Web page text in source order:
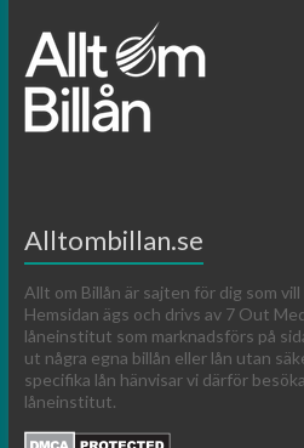
Alltombillan.se
Allt om Billån är sajten för dig som
Hemsidan ägs och drivs av 7 Out
låneinstitut som marknadsförs på
ut några egna billån eller lån utan
specifika lån hänvisar vi därför
låneinstitut.